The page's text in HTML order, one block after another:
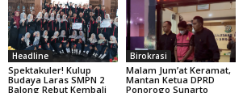
Headline
Spektakuler! Kulup
Budaya Laras SMPN 2
Balong Rebut Kembali
Birokrasi
Malam Jum’at Keramat,
Mantan Ketua DPRD
Ponorogo Sunarto